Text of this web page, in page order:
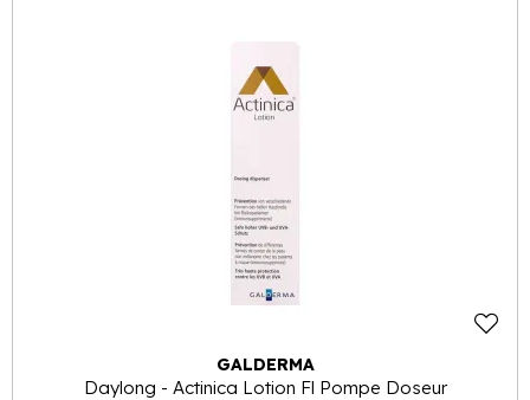
GALDERMA
Daylong - Actinica Lotion Fl Pompe Doseur